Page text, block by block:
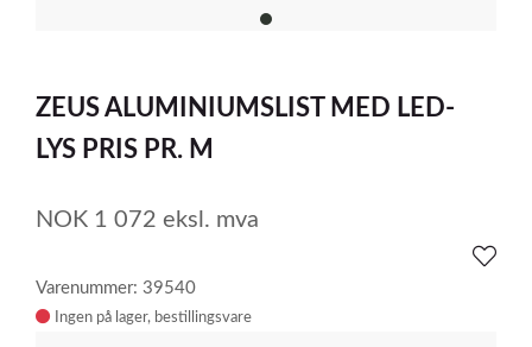
item
of
1
ZEUS ALUMINIUMSLIST MED LED-
LYS PRIS PR. M
NOK 1 072 eksl. mva
Varenummer: 39540
Ingen på lager